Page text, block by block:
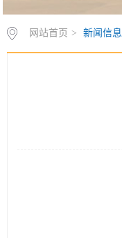
网站首页 > 新闻信息